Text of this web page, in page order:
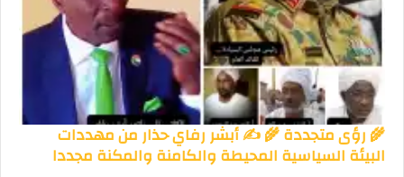
🌾 رؤى متجددة 🌾 ✍️ أبشر رفاي حذار من مهددات
البيئة السياسية المحيطة والكامنة والمكنة مجددا